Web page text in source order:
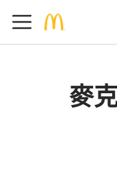
麥